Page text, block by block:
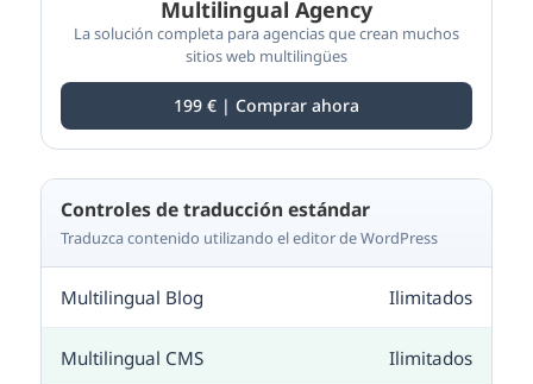
Multilingual Agency
La solución completa para agencias que crean muchos
sitios web multilingües
199 € | Comprar ahora
Controles de traducción estándar
Traduzca contenido utilizando el editor de WordPress
Ilimitados
Ilimitados